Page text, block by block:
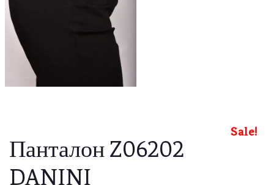
Панталон Z06202
DANINI
Sale!